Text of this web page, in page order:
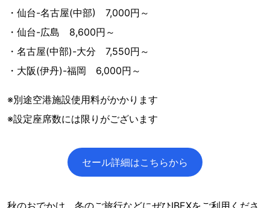
・仙台-名古屋(中部) 7,000円～
・仙台-広島 8,600円～
・名古屋(中部)-大分 7,550円～
・大阪(伊丹)-福岡 6,000円～
※別途空港施設使用料がかかります
※設定座席数には限りがございます
セール詳細はこちらから
秋のおでかけ、冬のご旅行などにぜひIBEXをご利用くださ